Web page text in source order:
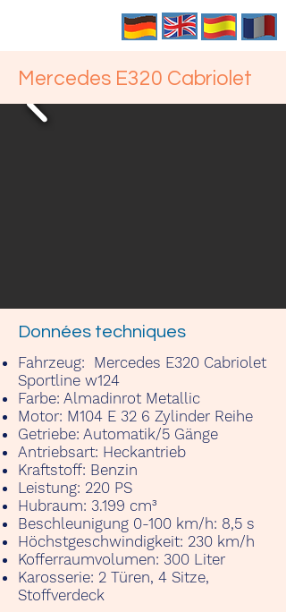
Mercedes E320 Cabriolet
Données techniques
Fahrzeug: Mercedes E320 Cabriolet
Sportline w124
Farbe: Almadinrot Metallic
Motor: M104 E 32 6 Zylinder Reihe
Getriebe: Automatik/5 Gänge
Antriebsart: Heckantrieb
Kraftstoff: Benzin
Leistung: 220 PS
Hubraum: 3.199 cm³
Beschleunigung 0-100 km/h: 8,5 s
Höchstgeschwindigkeit: 230 km/h
Kofferraumvolumen: 300 Liter
Karosserie: 2 Türen, 4 Sitze,
Stoffverdeck